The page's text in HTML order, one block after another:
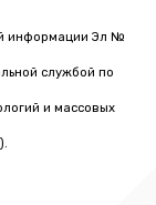
информации Эл №
службой по
и массовых